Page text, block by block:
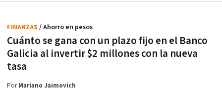
Cuánto se gana con un plazo fijo en el Banco
Galicia al invertir $2 millones con la nueva
tasa
FINANZAS / Ahorro en pesos
PorMariano Jaimovich